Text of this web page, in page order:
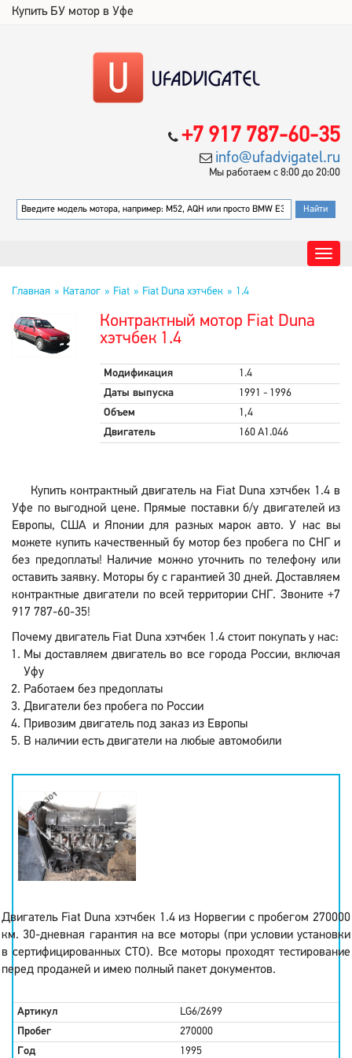
Купить БУ мотор в Уфе
+7 917 787-60-35
info@ufadvigatel.ru
Мы работаем с 8:00 до 20:00
Главная Каталог Fiat Fiat Duna хэтчбек 1.4
Контрактный мотор Fiat Duna
хэтчбек 1.4
Модификация
1.4
Даты выпуска
1991 - 1996
Объем
1,4
Двигатель
160 A1.046
Купить контрактный двигатель на Fiat Duna хэтчбек 1.4 в
Уфе по выгодной цене. Прямые поставки б/у двигателей из
Европы, США и Японии для разных марок авто. У нас вы
можете купить качественный бу мотор без пробега по СНГ и
без предоплаты! Наличие можно уточнить по телефону или
оставить заявку. Моторы бу с гарантией 30 дней. Доставляем
контрактные двигатели по всей территории СНГ. Звоните +7
917 787-60-35!
Почему двигатель Fiat Duna хэтчбек 1.4 стоит покупать у нас:
Мы доставляем двигатель во все города России, включая
Уфу
Работаем без предоплаты
Двигатели без пробега по России
Привозим двигатель под заказ из Европы
В наличии есть двигатели на любые автомобили
Двигатель Fiat Duna хэтчбек 1.4 из Норвегии с пробегом 270000
км. 30-дневная гарантия на все моторы (при условии установки
в сертифицированных СТО). Все моторы проходят тестирование
перед продажей и имею полный пакет документов.
Артикул
LG6/2699
Пробег
270000
Год
1995